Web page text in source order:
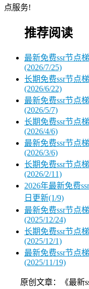
点服务!
推荐阅读
最新免费ssr节点
(2026/7/25)
长期免费ssr节点
(2026/6/22)
最新免费ssr节点
(2026/5/7)
长期免费ssr节点
(2026/4/6)
最新免费ssr节点
(2026/3/6)
长期免费ssr节点
(2026/2/11)
2026年最新免费
日更新(1/9)
最新免费ssr节点
(2025/12/24)
长期免费ssr节点
(2025/12/1)
最新免费ssr节点
(2025/11/19)
原创文章：《最新